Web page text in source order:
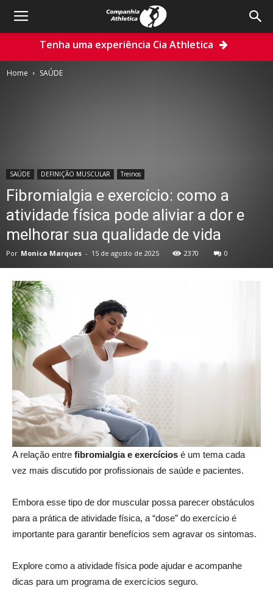
Tenha uma experiência Cia Athletica
Home SAÚDE
SAÚDE DEFINIÇÃO MUSCULAR Treinos
Fibromialgia e exercício: como a
atividade física pode aliviar a dor e
melhorar sua qualidade de vida
Por Monica Marques - 15 de agosto de 2025 2370 0
A relação entre fibromialgia e exercícios é um tema cada
vez mais discutido por profissionais de saúde e pacientes.
Embora esse tipo de dor muscular possa parecer obstáculos
para a prática de atividade física, a “dose” do exercício é
importante para garantir benefícios sem agravar os sintomas.
Explore como a atividade física pode ajudar e acompanhe
dicas para um programa de exercícios seguro.